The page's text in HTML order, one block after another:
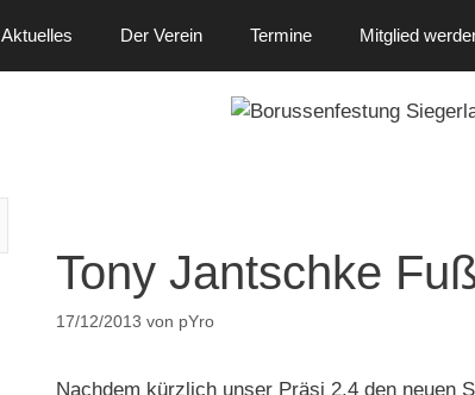
Aktuelles Der Verein Termine Mitglied
Tony Jantschke
17/12/2013 von pYro
Nachdem kürzlich unser Präsi 2.4 den neuen